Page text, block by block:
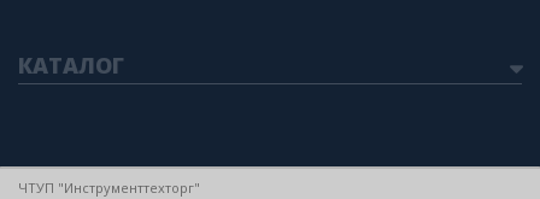
КАТАЛОГ
ЧТУП "Инструменттехторг"